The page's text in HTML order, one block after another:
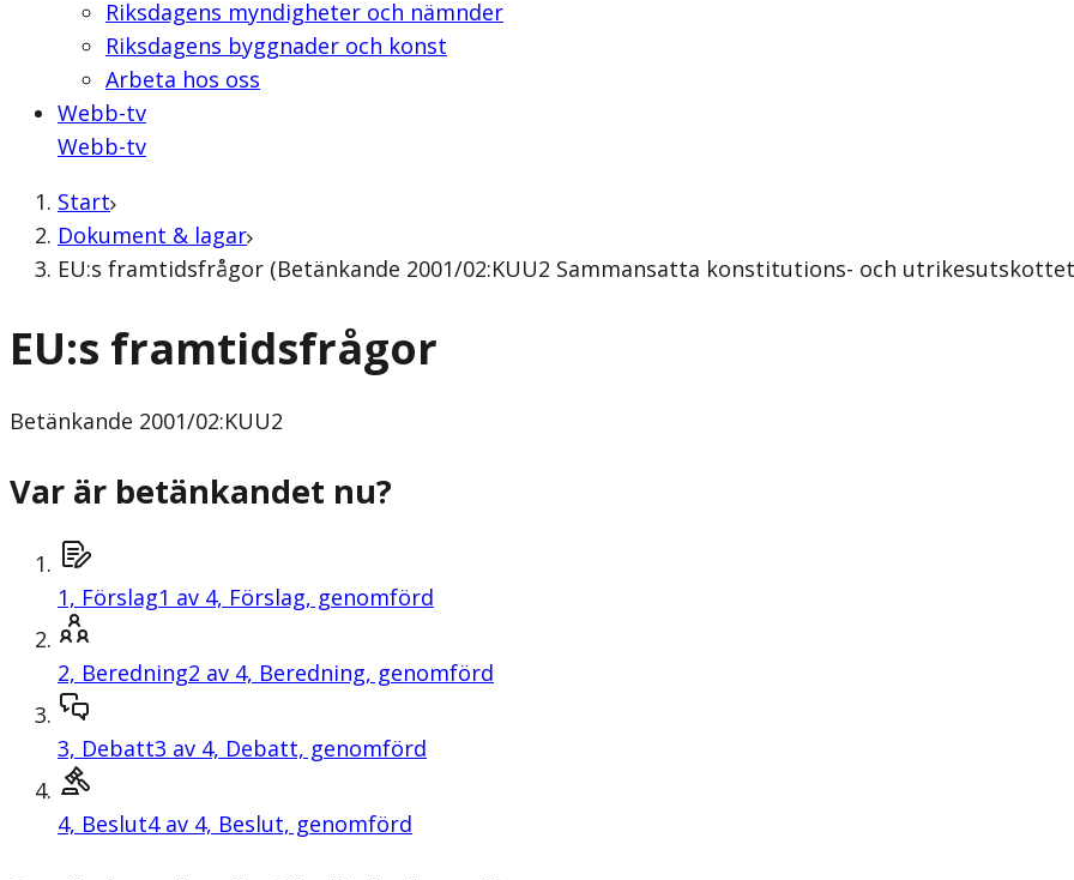
Riksdagens myndigheter och nämnder
Riksdagens byggnader och konst
Arbeta hos oss
Webb-tv
Webb-tv
Start
Dokument & lagar
EU:s framtidsfrågor (Betänkande 2001/02:KUU2 Sammansatta konstitutions- och
EU:s framtidsfrågor
Betänkande 2001/02:KUU2
Var är betänkandet nu?
1, Förslag1 av 4, Förslag, genomförd
2, Beredning2 av 4, Beredning, genomförd
3, Debatt3 av 4, Debatt, genomförd
4, Beslut4 av 4, Beslut, genomförd